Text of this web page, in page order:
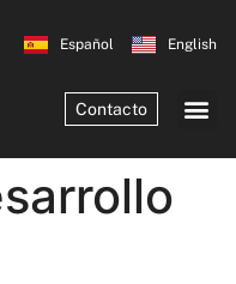
Español English
Contacto